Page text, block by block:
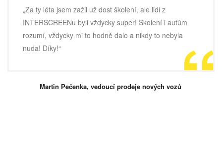
„Za ty léta jsem zažil už dost školení, ale lidi z
INTERSCREENu byli vždycky super! Školení i autům
rozumí, vždycky mi to hodně dalo a nikdy to nebyla
nuda! Díky!“
Martin Pečenka, vedoucí prodeje nových vozů